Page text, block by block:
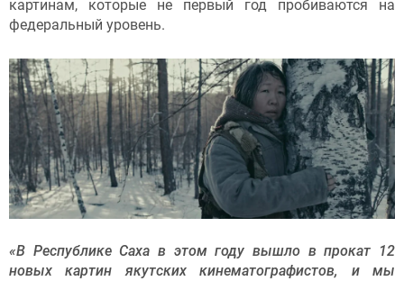
картинам, которые не первый год пробиваются на
федеральный уровень.
«В Республике Саха в этом году вышло в прокат 12
новых картин якутских кинематографистов, и мы